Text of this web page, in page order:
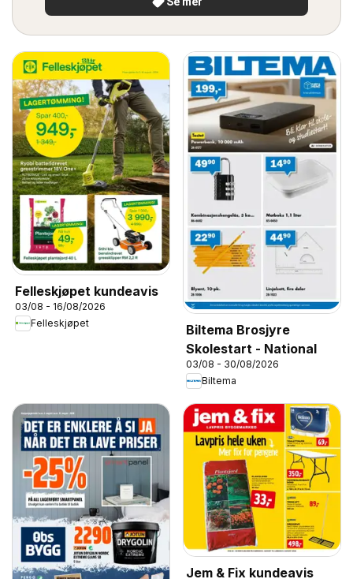
Felleskjøpet kundeavis
03/08 - 16/08/2026
Felleskjøpet
Biltema Brosjyre
Skolestart - National
03/08 - 30/08/2026
Biltema
Jem & Fix kundeavis